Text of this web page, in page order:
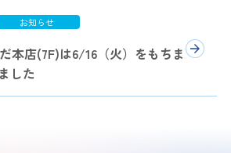
本店(7F)は6/16（火）をもちま
した